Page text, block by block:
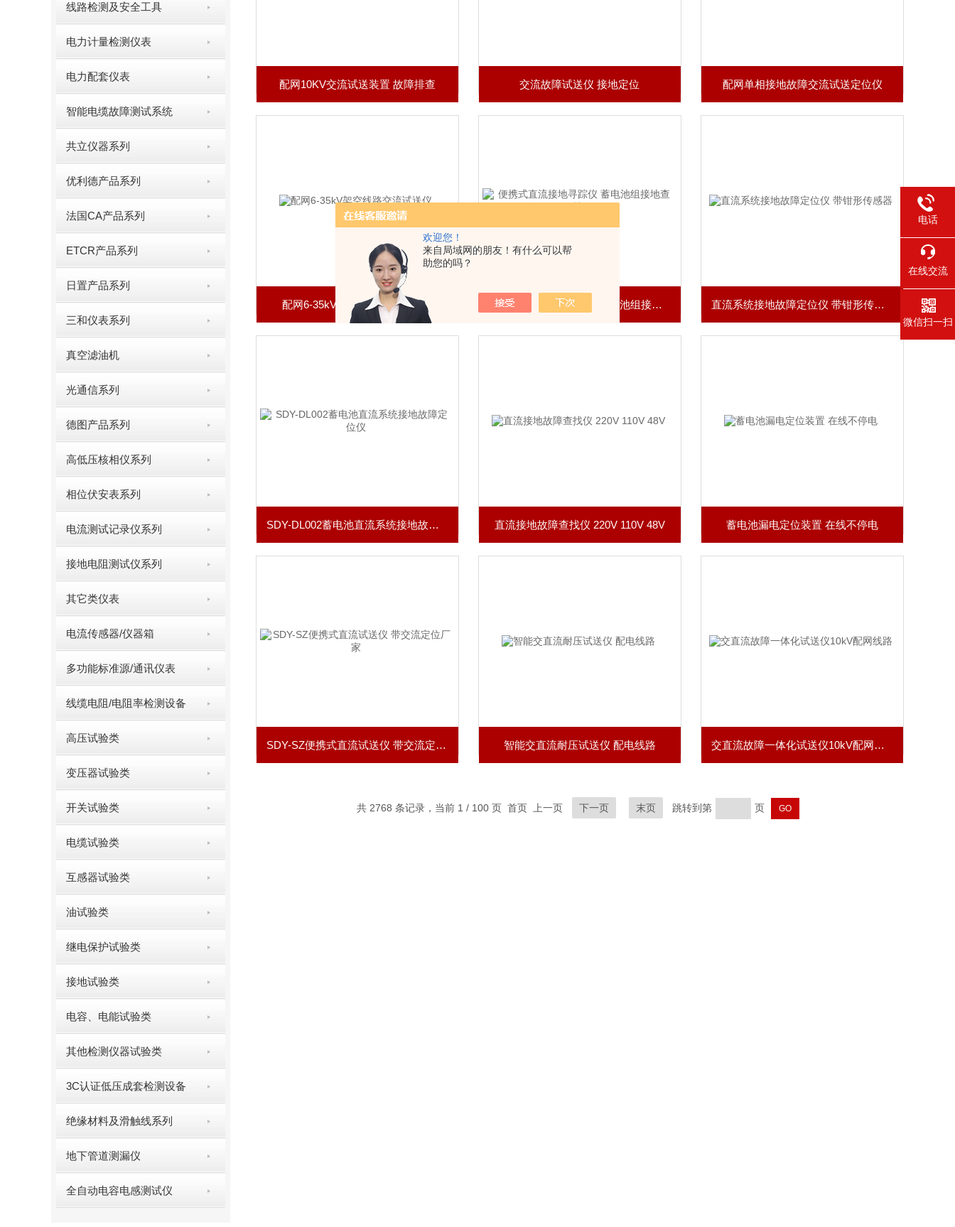
欢迎您！
来自局域网的朋友！有什么可以帮
助您的吗？
线路检测及安全工具
电力计量检测仪表
电力配套仪表
智能电缆故障测试系统
共立仪器系列
优利德产品系列
法国CA产品系列
ETCR产品系列
日置产品系列
三和仪表系列
真空滤油机
光通信系列
德图产品系列
高低压核相仪系列
相位伏安表系列
电流测试记录仪系列
接地电阻测试仪系列
其它类仪表
电流传感器/仪器箱
多功能标准源/通讯仪表
线缆电阻/电阻率检测设备
高压试验类
变压器试验类
开关试验类
电缆试验类
互感器试验类
油试验类
继电保护试验类
接地试验类
电容、电能试验类
其他检测仪器试验类
3C认证低压成套检测设备
绝缘材料及滑触线系列
地下管道测漏仪
全自动电容电感测试仪
配网10KV交流试送装置 故障排查 交流故障试送仪 接地定位 配网单相接地故障交流试送定位仪
配网6-35kV架空线路交流试送仪 便携式直流接地寻踪仪 蓄电池组接地查找 直流系统接地故障定位仪 带钳形传感器
SDY-DL002蓄电池直流系统接地故障定位仪 直流接地故障查找仪 220V 110V 48V 蓄电池漏电定位装置 在线不停电
SDY-SZ便携式直流试送仪 带交流定位厂家 智能交直流耐压试送仪 配电线路 交直流故障一体化试送仪10kV配网线路
共 2768 条记录，当前 1 / 100 页 首页 上一页 下一页 末页 跳转到第 页
电话
在线交流
微信扫一扫